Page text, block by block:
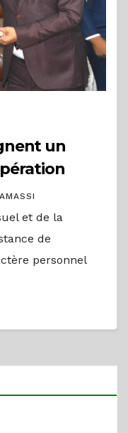
un
et de la
de
personnel